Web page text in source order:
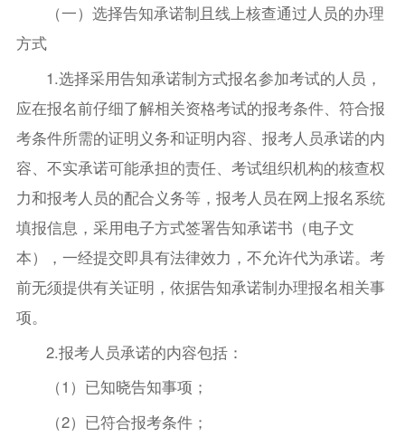
（一）选择告知承诺制且线上核查通过人员的办理
方式
1.选择采用告知承诺制方式报名参加考试的人员，
应在报名前仔细了解相关资格考试的报考条件、符合报
考条件所需的证明义务和证明内容、报考人员承诺的内
容、不实承诺可能承担的责任、考试组织机构的核查权
力和报考人员的配合义务等，报考人员在网上报名系统
填报信息，采用电子方式签署告知承诺书（电子文
本），一经提交即具有法律效力，不允许代为承诺。考
前无须提供有关证明，依据告知承诺制办理报名相关事
项。
2.报考人员承诺的内容包括：
（1）已知晓告知事项；
（2）已符合报考条件；